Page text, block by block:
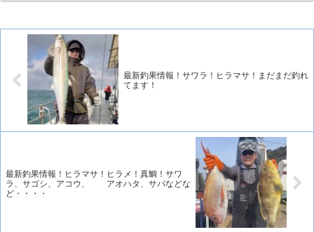
最新釣果情報！サワラ！ヒラマサ！まだまだ釣れ
てます！
最新釣果情報！ヒラマサ！ヒラメ！真鯛！サワ
ラ、サゴシ、アコウ、 アオハタ、サバなどな
ど・・・・